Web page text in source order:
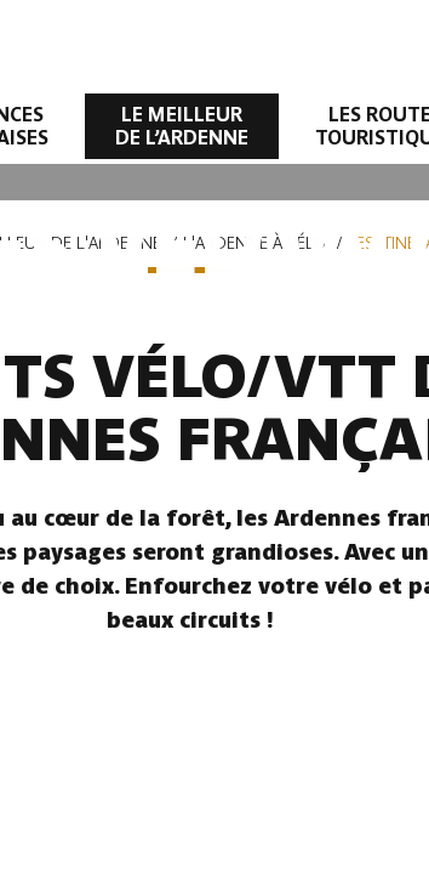
LE MEILLEUR
DE L’ARDENNE
LES
VÉLO/
DE L'ARDENNE L'ARDENNE À VÉLO LES
VÉLO/VTT
au cœur de la forêt, les Ardennes
paysages seront grandioses. Avec
de choix. Enfourchez votre vélo et
beaux circuits !